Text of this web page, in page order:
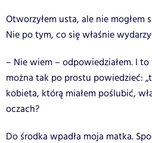
Otworzyłem usta, ale nie mogłem
Nie po tym, co się właśnie
– Nie wiem – odpowiedziałem. I to
można tak po prostu powiedzieć:
kobieta, którą miałem poślubić,
oczach?
Do środka wpadła moja matka.